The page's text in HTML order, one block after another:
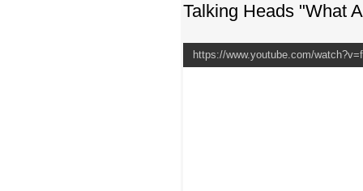
Talking Heads "What
https://www.youtube.com/